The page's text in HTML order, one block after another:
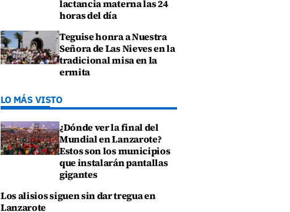
lactancia materna las 24
horas del día
Teguise honra a Nuestra
Señora de Las Nieves en la
tradicional misa en la
ermita
LO MÁS VISTO
¿Dónde ver la final del
Mundial en Lanzarote?
Estos son los municipios
que instalarán pantallas
gigantes
Los alisios siguen sin dar tregua en
Lanzarote